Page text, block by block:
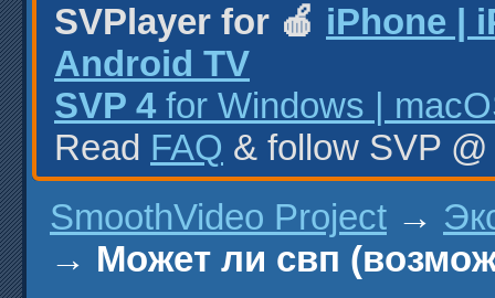
SVPlayer for 🍎 iPhone |
Android TV
SVP 4 for Windows |
Read FAQ & follow SVP
SmoothVideo Project →
→ Может ли свп